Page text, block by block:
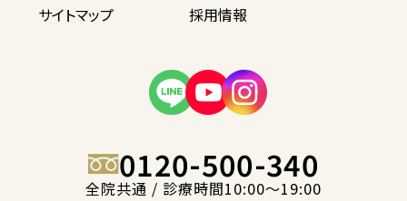
サイトマップ
採用情報
0120-500-340
全院共通 / 診療時間10:00〜19:00